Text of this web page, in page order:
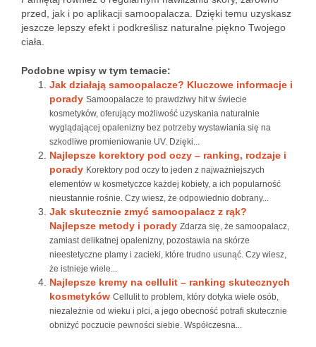
przed, jak i po aplikacji samoopalacza. Dzięki temu uzyskasz
jeszcze lepszy efekt i podkreślisz naturalne piękno Twojego
ciała.
Podobne wpisy w tym temacie:
Jak działają samoopalacze? Kluczowe informacje i
porady Samoopalacze to prawdziwy hit w świecie
kosmetyków, oferujący możliwość uzyskania naturalnie
wyglądającej opalenizny bez potrzeby wystawiania się na
szkodliwe promieniowanie UV. Dzięki...
Najlepsze korektory pod oczy – ranking, rodzaje i
porady Korektory pod oczy to jeden z najważniejszych
elementów w kosmetyczce każdej kobiety, a ich popularność
nieustannie rośnie. Czy wiesz, że odpowiednio dobrany...
Jak skutecznie zmyć samoopalacz z rąk?
Najlepsze metody i porady Zdarza się, że samoopalacz,
zamiast delikatnej opalenizny, pozostawia na skórze
nieestetyczne plamy i zacieki, które trudno usunąć. Czy wiesz,
że istnieje wiele...
Najlepsze kremy na cellulit – ranking skutecznych
kosmetyków Cellulit to problem, który dotyka wiele osób,
niezależnie od wieku i płci, a jego obecność potrafi skutecznie
obniżyć poczucie pewności siebie. Współczesna...